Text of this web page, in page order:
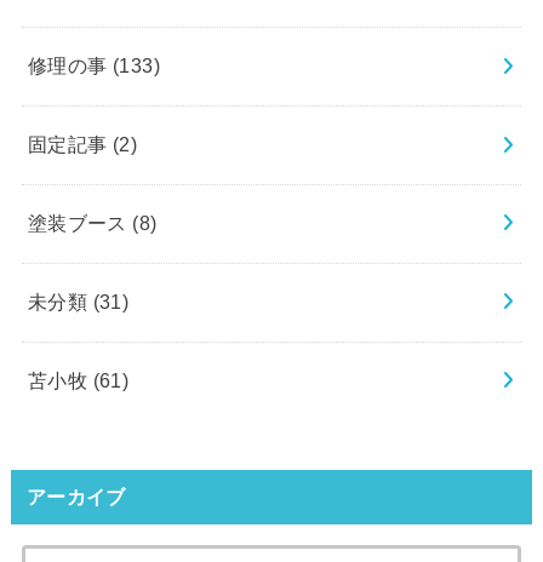
修理の事 (133)
固定記事 (2)
塗装ブース (8)
未分類 (31)
苫小牧 (61)
アーカイブ